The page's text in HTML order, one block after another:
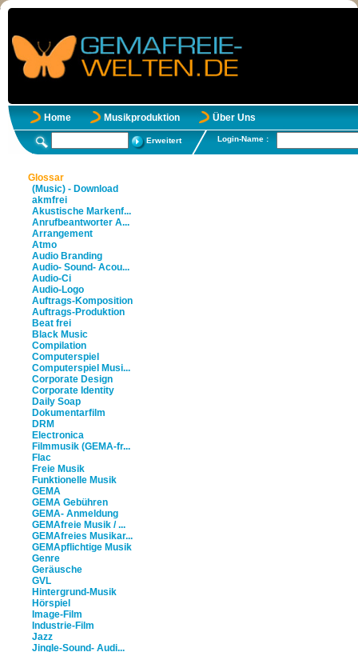
Home Musikproduktion Über Uns
Erweitert Login-Name :
Glossar
(Music) - Download
akmfrei
Akustische Markenf...
Anrufbeantworter A...
Arrangement
Atmo
Audio Branding
Audio- Sound- Acou...
Audio-Ci
Audio-Logo
Auftrags-Komposition
Auftrags-Produktion
Beat frei
Black Music
Compilation
Computerspiel
Computerspiel Musi...
Corporate Design
Corporate Identity
Daily Soap
Dokumentarfilm
DRM
Electronica
Filmmusik (GEMA-fr...
Flac
Freie Musik
Funktionelle Musik
GEMA
GEMA Gebühren
GEMA- Anmeldung
GEMAfreie Musik / ...
GEMAfreies Musikar...
GEMApflichtige Musik
Genre
Geräusche
GVL
Hintergrund-Musik
Hörspiel
Image-Film
Industrie-Film
Jazz
Jingle-Sound- Audi...